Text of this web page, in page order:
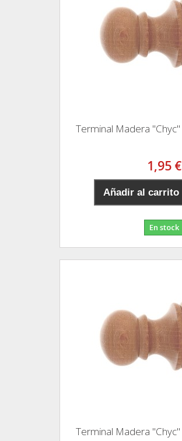
Terminal Madera
1,95 €
Añadir al carrito
En stock
Terminal Madera